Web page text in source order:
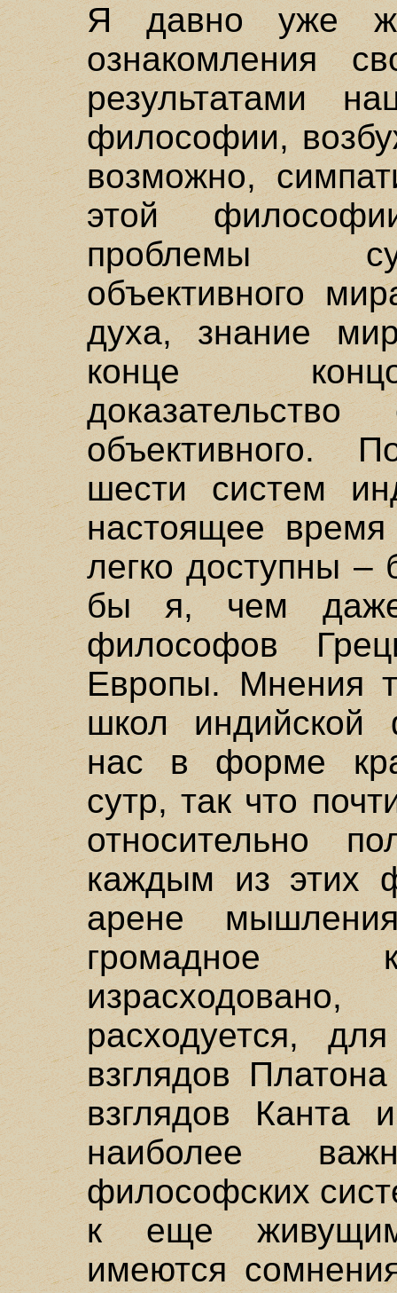
Я давно уже
ознакомления
результатами
философии,
возможно,
этой
проблемы
объективного
духа, знание
конце
объективного.
шести систем
настоящее
легко доступны –
бы я, чем даже
философов
Европы. Мнения
школ
нас в форме
сутр, так что
относительно
каждым из этих
арене
громадное
расходуется,
взглядов
взглядов Канта
наиболее
философских
к еще
имеются